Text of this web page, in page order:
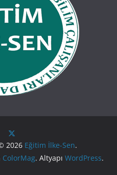
2026 Eğitim İlke-Sen.
ColorMag. Altyapı WordPress.